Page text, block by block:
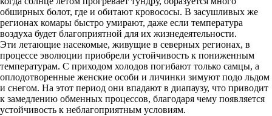
обширных болот, где и обитают кровососы. В засушливых же
регионах комары быстро умирают, даже если температура
воздуха будет благоприятной для их жизнедеятельности.
Эти летающие насекомые, живущие в северных регионах, в
процессе эволюции приобрели устойчивость к пониженным
температурам. С приходом холодов погибают только самцы, а
оплодотворенные женские особи и личинки зимуют подо льдом
и снегом. На этот период они впадают в диапаузу, что приводит
к замедлению обменных процессов, благодаря чему появляется
устойчивость к неблагоприятным условиям.